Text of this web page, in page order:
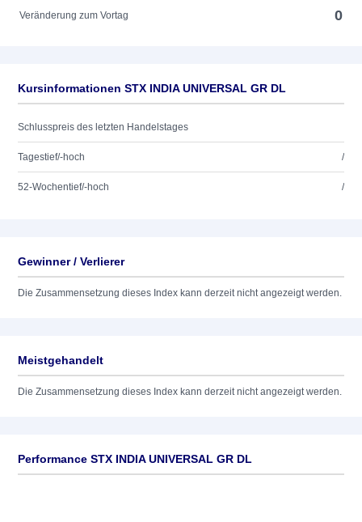
Veränderung zum Vortag 0
Kursinformationen STX INDIA UNIVERSAL GR DL
Schlusspreis des letzten Handelstages
Tagestief/-hoch /
52-Wochentief/-hoch /
Gewinner / Verlierer
Die Zusammensetzung dieses Index kann derzeit nicht angezeigt werden.
Meistgehandelt
Die Zusammensetzung dieses Index kann derzeit nicht angezeigt werden.
Performance STX INDIA UNIVERSAL GR DL